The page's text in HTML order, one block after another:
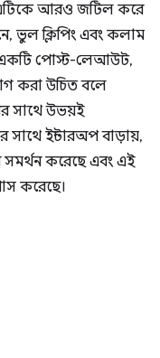
আরও জটিল করে
ভুল ক্লিপিং এবং কলাম
একটি পোস্ট-লেআউট,
করা উচিত বলে
সাথে উভয়ই
সাথে ইন্টারঅপ বাড়ায়,
সমর্থন করেছে এবং এই
করেছে।